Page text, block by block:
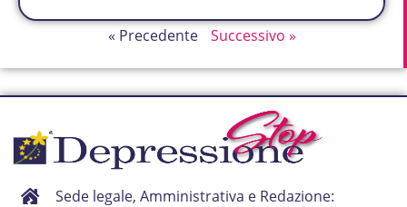
« Precedente Successivo »
Sede legale, Amministrativa e Redazione: